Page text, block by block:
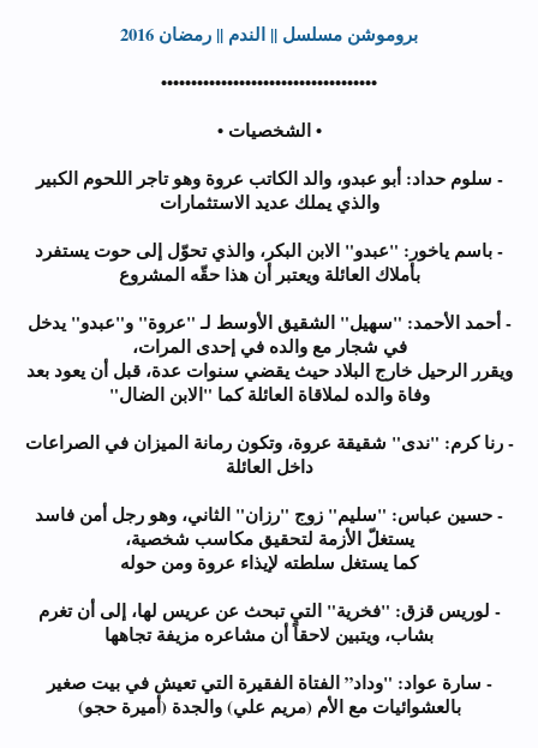
بروموشن مسلسل || الندم || رمضان 2016
••••••••••••••••••••••••••••••••••••
• الشخصيات •
- سلوم حداد: أبو عبدو، والد الكاتب عروة وهو تاجر اللحوم الكبير
والذي يملك عديد الاستثمارات
- باسم ياخور: "عبدو" الابن البكر، والذي تحوّل إلى حوت يستفرد
بأملاك العائلة ويعتبر أن هذا حقّه المشروع
- أحمد الأحمد: "سهيل" الشقيق الأوسط لـ "عروة" و"عبدو" يدخل
في شجار مع والده في إحدى المرات،
ويقرر الرحيل خارج البلاد حيث يقضي سنوات عدة، قبل أن يعود بعد
وفاة والده لملاقاة العائلة كما "الابن الضال"
- رنا كرم: "ندى" شقيقة عروة، وتكون رمانة الميزان في الصراعات
داخل العائلة
- حسين عباس: "سليم" زوج "رزان" الثاني، وهو رجل أمن فاسد
يستغلّ الأزمة لتحقيق مكاسب شخصية،
كما يستغل سلطته لإيذاء عروة ومن حوله
- لوريس قزق: "فخرية" التي تبحث عن عريس لها، إلى أن تغرم
بشاب، ويتبين لاحقاً أن مشاعره مزيفة تجاهها
- سارة عواد: "وداد” الفتاة الفقيرة التي تعيش في بيت صغير
بالعشوائيات مع الأم (مريم علي) والجدة (أميرة حجو)